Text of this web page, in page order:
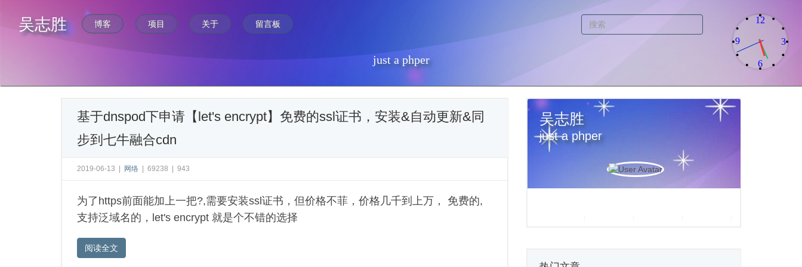
12
9
6
3
吴志胜 博客 项目 关于 留言板
just a phper
基于dnspod下申请【let's encrypt】免费的ssl证书，安装&自动更新&同
步到七牛融合cdn
2019-06-13 | 网络 | 69238 | 943
为了https前面能加上一把?,需要安装ssl证书，但价格不菲，价格几千到上万， 免费的,
支持泛域名的，let's encrypt 就是个不错的选择
阅读全文
吴志胜
just a phper